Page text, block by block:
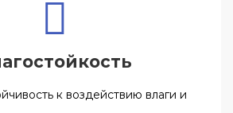
к воздействию влаги и